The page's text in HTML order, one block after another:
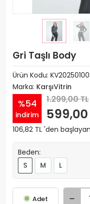
Gri Taşlı Body
Ürün Kodu:
Marka: KarşıVitrin
%54
indirim
1.299,00 TL
599,00
106,82 TL 'den
Beden:
S
M L
Adet